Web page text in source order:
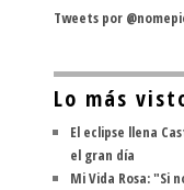
Tweets por
Lo más
El eclipse llena
el gran día
Mi Vida Rosa: "Si